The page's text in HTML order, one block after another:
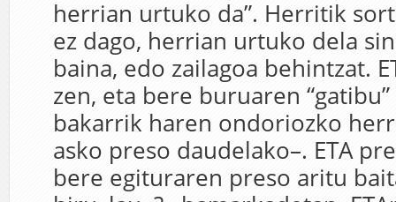
herrian urtuko da”. Herritik
ez dago, herrian urtuko dela
baina, edo zailagoa behintzat.
zen, eta bere buruaren
bakarrik haren ondoriozko
asko preso daudelako–. ETA
bere egituraren preso aritu